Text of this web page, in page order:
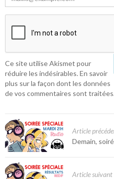
Ce site utilise Akismet pour
réduire les indésirables. En savoir
plus sur la façon dont les données
de vos commentaires sont traitées.
Article
Demain,
Article suivant